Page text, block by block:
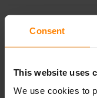
Consent
This website uses
We use cookies to
Versões